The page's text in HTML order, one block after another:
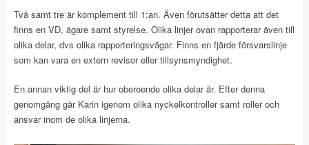
Två samt tre är komplement till 1:an. Även förutsätter detta att det
finns en VD, ägare samt styrelse. Olika linjer ovan rapporterar även till
olika delar, dvs olika rapporteringsvägar. Finns en fjärde försvarslinje
som kan vara en extern revisor eller tillsynsmyndighet.
En annan viktig del är hur oberoende olika delar är. Efter denna
genomgång går Karin igenom olika nyckelkontroller samt roller och
ansvar inom de olika linjerna.